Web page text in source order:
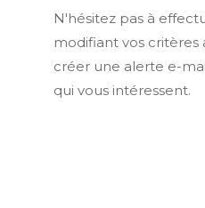
N'hésitez pas à
modifiant vos
créer une alerte e-
qui vous intéressent.